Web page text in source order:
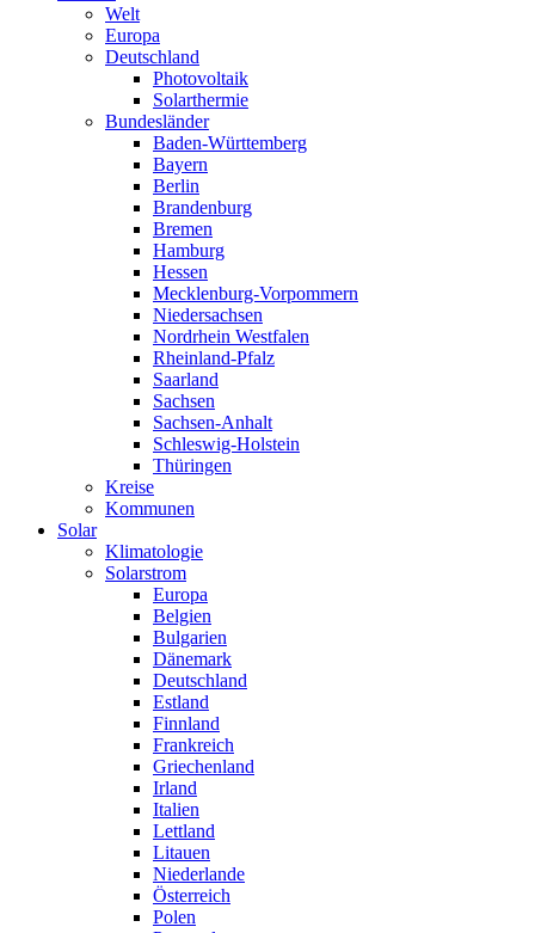
Welt
Europa
Deutschland
Photovoltaik
Solarthermie
Bundesländer
Baden-Württemberg
Bayern
Berlin
Brandenburg
Bremen
Hamburg
Hessen
Mecklenburg-Vorpommern
Niedersachsen
Nordrhein Westfalen
Rheinland-Pfalz
Saarland
Sachsen
Sachsen-Anhalt
Schleswig-Holstein
Thüringen
Kreise
Kommunen
Solar
Klimatologie
Solarstrom
Europa
Belgien
Bulgarien
Dänemark
Deutschland
Estland
Finnland
Frankreich
Griechenland
Irland
Italien
Lettland
Litauen
Niederlande
Österreich
Polen